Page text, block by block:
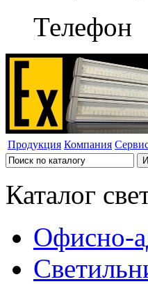
Телефон
Продукция Компания
Каталог
Офисно-